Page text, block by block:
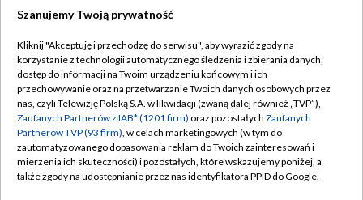
TVP
Abonament TVP
Emisja w TVP
Centrum informacji TVP
Naziemna Telewizja Cyfrowa
Regulamin TVP
Polityka prywatności
Moje zgody
Pomoc
Szanujemy Twoją prywatność
Kliknij "Akceptuję i przechodzę do serwisu", aby wyrazić zgody na
korzystanie z technologii automatycznego śledzenia i zbierania danych,
dostęp do informacji na Twoim urządzeniu końcowym i ich
przechowywanie oraz na przetwarzanie Twoich danych osobowych przez
nas, czyli Telewizję Polską S.A. w likwidacji (zwaną dalej również „TVP”),
Zaufanych Partnerów z IAB* (1201 firm) oraz pozostałych Zaufanych
Partnerów TVP (93 firm), w celach marketingowych (w tym do
zautomatyzowanego dopasowania reklam do Twoich zainteresowań i
mierzenia ich skuteczności) i pozostałych, które wskazujemy poniżej, a
także zgody na udostępnianie przez nas identyfikatora PPID do Google.